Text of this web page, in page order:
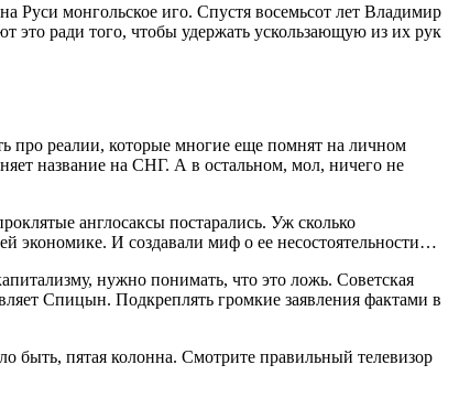
Руси монгольское иго. Спустя восемьсот лет Владимир
это ради того, чтобы удержать ускользающую из их рук
про реалии, которые многие еще помнят на личном
название на СНГ. А в остальном, мол, ничего не
англосаксы постарались. Уж сколько
экономике. И создавали миф о ее несостоятельности…
нужно понимать, что это ложь. Советская
Спицын. Подкреплять громкие заявления фактами в
быть, пятая колонна. Смотрите правильный телевизор